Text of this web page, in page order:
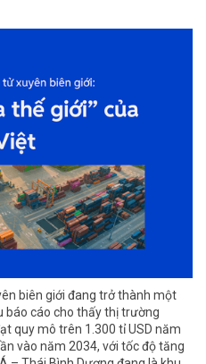
biên giới đang trở thành một
báo cáo cho thấy thị trường
quy mô trên 1.300 tỉ USD năm
vào năm 2034, với tốc độ tăng